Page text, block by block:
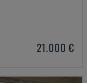
21.000 €